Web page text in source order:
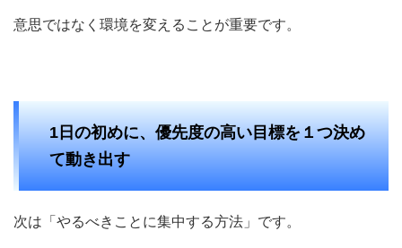
意思ではなく環境を変えることが重要です。
1日の初めに、優先度の高い目標を１つ決め
て動き出す
次は「やるべきことに集中する方法」です。